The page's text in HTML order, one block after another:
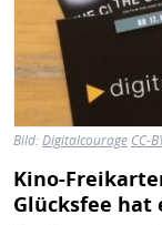
Bild:Digitalcourage CC-
Kino-
Glücksfee hat